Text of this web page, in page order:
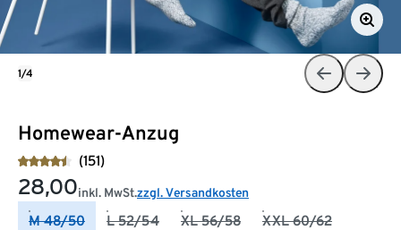
Homewear-Anzug
(151)
28,00inkl. MwSt.zzgl. Versandkosten
M 48/50 L 52/54 XL 56/58 XXL 60/62
1/4